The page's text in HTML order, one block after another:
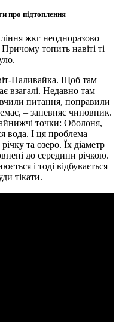
про підтоплення
жкг неодноразово
топить навіті ті
Наливайка. Щоб там
взагалі. Недавно там
питання, поправили
– запевняє чиновник.
точки: Оболоня,
вода. І ця проблема
та озеро. Їх діаметр
до середини річкою.
і тоді відбувається
тікати.